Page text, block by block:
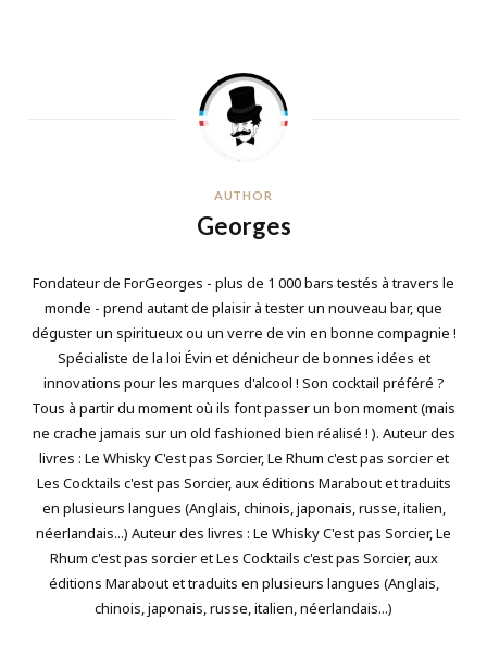
AUTHOR
Georges
Fondateur de ForGeorges - plus de 1 000 bars testés à travers le
monde - prend autant de plaisir à tester un nouveau bar, que
déguster un spiritueux ou un verre de vin en bonne compagnie !
Spécialiste de la loi Évin et dénicheur de bonnes idées et
innovations pour les marques d'alcool ! Son cocktail préféré ?
Tous à partir du moment où ils font passer un bon moment (mais
ne crache jamais sur un old fashioned bien réalisé ! ). Auteur des
livres : Le Whisky C'est pas Sorcier, Le Rhum c'est pas sorcier et
Les Cocktails c'est pas Sorcier, aux éditions Marabout et traduits
en plusieurs langues (Anglais, chinois, japonais, russe, italien,
néerlandais...) Auteur des livres : Le Whisky C'est pas Sorcier, Le
Rhum c'est pas sorcier et Les Cocktails c'est pas Sorcier, aux
éditions Marabout et traduits en plusieurs langues (Anglais,
chinois, japonais, russe, italien, néerlandais...)